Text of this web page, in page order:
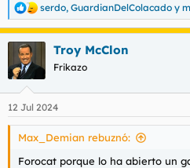
R
e
a
c
i
e
s
serdo, GuardianDelColacado y
Troy McClon
Frikazo
12 Jul 2024
Max_Demian rebuznó:
Forocat porque lo ha abierto un